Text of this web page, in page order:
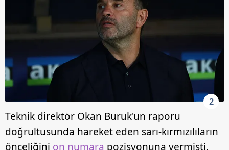
2
Teknik direktör Okan Buruk'un raporu
doğrultusunda hareket eden sarı-kırmızılıların
önceliğini on numara pozisyonuna vermişti.